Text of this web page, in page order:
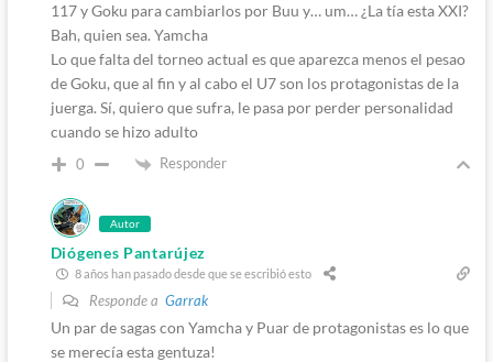
117 y Goku para cambiarlos por Buu y… um… ¿La tía esta XXI?
Bah, quien sea. Yamcha
Lo que falta del torneo actual es que aparezca menos el pesao
de Goku, que al fin y al cabo el U7 son los protagonistas de la
juerga. Sí, quiero que sufra, le pasa por perder personalidad
cuando se hizo adulto
0 Responder
Autor
Diógenes Pantarújez
8 años han pasado desde que se escribió esto
Responde a Garrak
Un par de sagas con Yamcha y Puar de protagonistas es lo que
se merecía esta gentuza!